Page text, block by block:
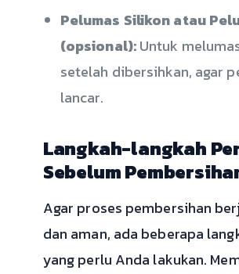
Pelumas Silikon atau
(opsional):Untuk
setelah dibersihkan, agar
lancar.
Langkah-langkah
Sebelum
Agar proses pembersihan
dan aman, ada beberapa
yang perlu Anda lakukan.